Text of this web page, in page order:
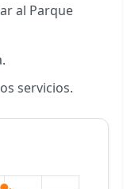
al Parque
servicios.